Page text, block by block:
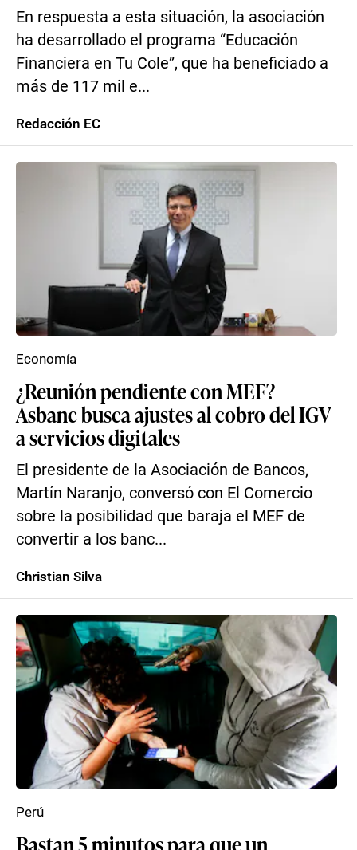
En respuesta a esta situación, la asociación
ha desarrollado el programa “Educación
Financiera en Tu Cole”, que ha beneficiado a
más de 117 mil e...
Redacción EC
¿Reunión pendiente con MEF?
Asbanc busca ajustes al cobro del IGV
a servicios digitales
El presidente de la Asociación de Bancos,
Martín Naranjo, conversó con El Comercio
sobre la posibilidad que baraja el MEF de
convertir a los banc...
Economía
Christian Silva
Bastan 5 minutos para que un
Perú